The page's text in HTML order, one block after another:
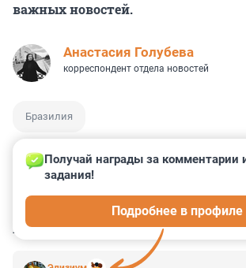
важных новостей.
Анастасия Голубева
корреспондент отдела новостей
Бразилия
КОММЕНТАРИИ 16
Получай награды за комментарии
задания!
Подробнее в профиле